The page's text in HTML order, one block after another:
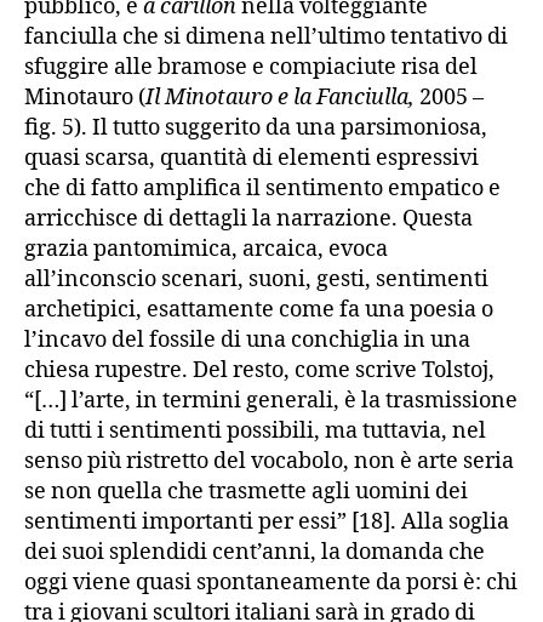
pubblico, e à carillonnella volteggiante
fanciulla che si dimena nell’ultimo tentativo di
sfuggire alle bramose e compiaciute risa del
Minotauro (Il Minotauro e la Fanciulla, 2005 –
fig. 5). Il tutto suggerito da una parsimoniosa,
quasi scarsa, quantità di elementi espressivi
che di fatto amplifica il sentimento empatico e
arricchisce di dettagli la narrazione. Questa
grazia pantomimica, arcaica, evoca
all’inconscio scenari, suoni, gesti, sentimenti
archetipici, esattamente come fa una poesia o
l’incavo del fossile di una conchiglia in una
chiesa rupestre. Del resto, come scrive Tolstoj,
“[…] l’arte, in termini generali, è la trasmissione
di tutti i sentimenti possibili, ma tuttavia, nel
senso più ristretto del vocabolo, non è arte seria
se non quella che trasmette agli uomini dei
sentimenti importanti per essi” [18]. Alla soglia
dei suoi splendidi cent’anni, la domanda che
oggi viene quasi spontaneamente da porsi è: chi
tra i giovani scultori italiani sarà in grado di